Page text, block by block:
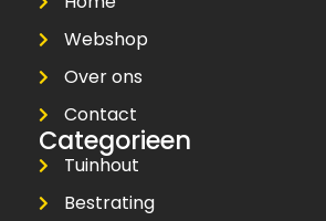
Webshop
Over ons
Contact
Categorieen
Tuinhout
Bestrating